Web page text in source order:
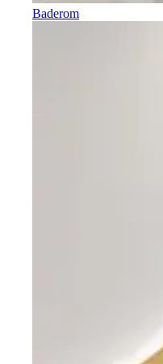
Baderom